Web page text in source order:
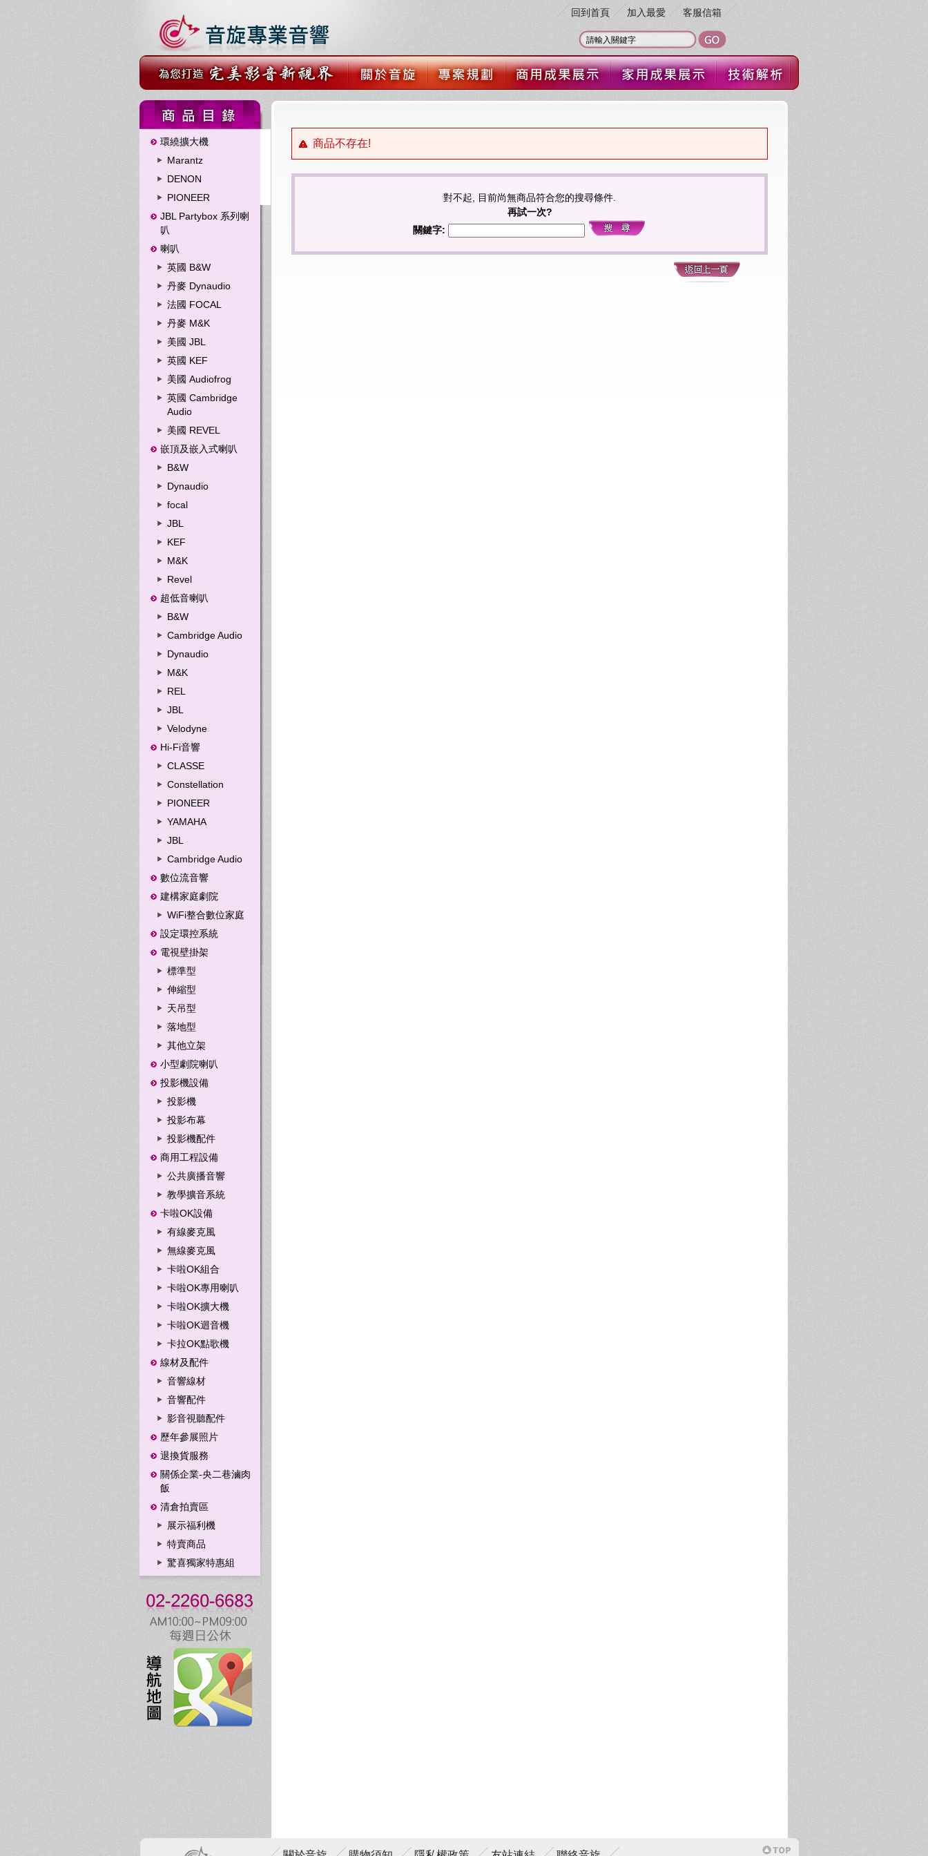
回到首頁 加入最愛 客服信箱
環繞擴大機
Marantz
DENON
PIONEER
JBL Partybox 系列喇
叭
喇叭
英國 B&W
丹麥 Dynaudio
法國 FOCAL
丹麥 M&K
美國 JBL
英國 KEF
美國 Audiofrog
英國 Cambridge
Audio
美國 REVEL
嵌頂及嵌入式喇叭
B&W
Dynaudio
focal
JBL
KEF
M&K
Revel
超低音喇叭
B&W
Cambridge Audio
Dynaudio
M&K
REL
JBL
Velodyne
Hi-Fi音響
CLASSE
Constellation
PIONEER
YAMAHA
JBL
Cambridge Audio
數位流音響
建構家庭劇院
WiFi整合數位家庭
設定環控系統
電視壁掛架
標準型
伸縮型
天吊型
落地型
其他立架
小型劇院喇叭
投影機設備
投影機
投影布幕
投影機配件
商用工程設備
公共廣播音響
教學擴音系統
卡啦OK設備
有線麥克風
無線麥克風
卡啦OK組合
卡啦OK專用喇叭
卡啦OK擴大機
卡啦OK迴音機
卡拉OK點歌機
線材及配件
音響線材
音響配件
影音視聽配件
歷年參展照片
退換貨服務
關係企業-央二巷滷肉
飯
清倉拍賣區
展示福利機
特賣商品
驚喜獨家特惠組
商品不存在!
對不起, 目前尚無商品符合您的搜尋條件.
再試一次?
關鍵字: